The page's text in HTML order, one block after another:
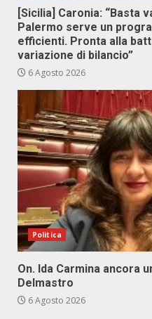
[Sicilia] Caronia: “Basta
Palermo serve un
efficienti. Pronta alla
variazione di bilancio”
6 Agosto 2026
Politica
On. Ida Carmina ancora
Delmastro
6 Agosto 2026